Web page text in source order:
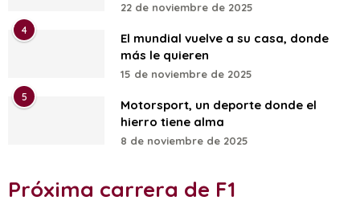
22 de noviembre de 2025
4
El mundial vuelve a su casa, donde
más le quieren
15 de noviembre de 2025
5
Motorsport, un deporte donde el
hierro tiene alma
8 de noviembre de 2025
Próxima carrera de F1